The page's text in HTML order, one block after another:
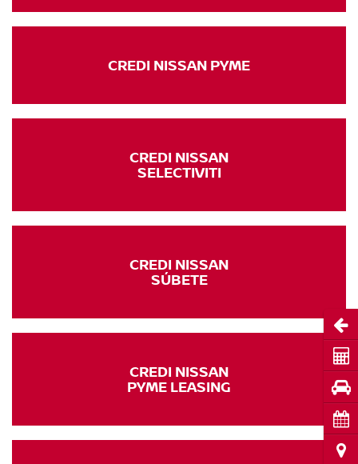
CREDI NISSAN PYME
CREDI NISSAN
SELECTIVITI
CREDI NISSAN
SÚBETE
CREDI NISSAN
PYME LEASING